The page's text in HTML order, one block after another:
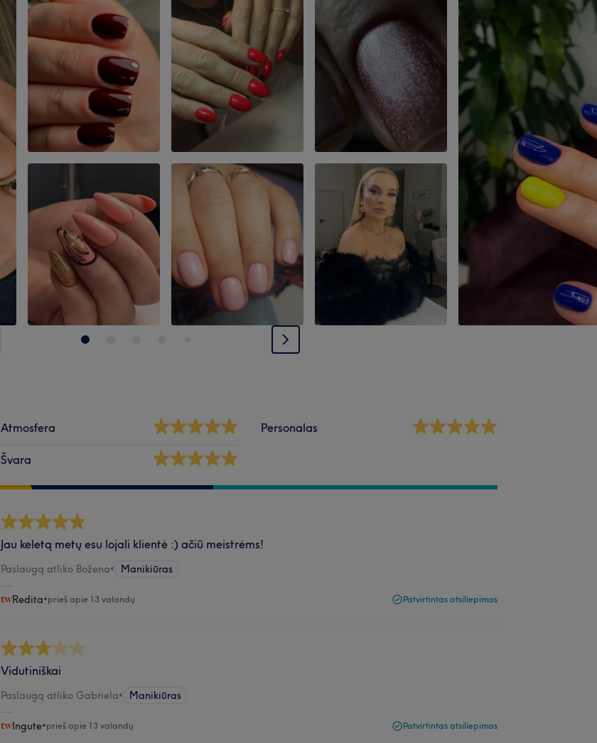
Atmosfera
Švara
Personalas
Jau keletą metų esu lojali klientė :) ačiū meistrėms!
Paslaugą atliko Božena• Manikiūras
Redita•prieš apie 13 valandų Patvirtintas atsiliepimas
Vidutiniškai
Paslaugą atliko Gabriela• Manikiūras
Ingute•prieš apie 13 valandų Patvirtintas atsiliepimas